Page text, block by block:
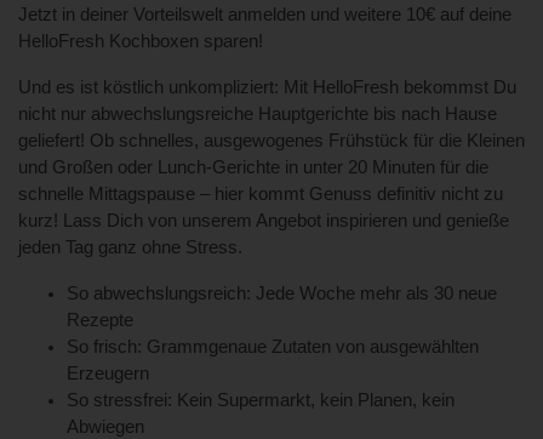
Jetzt in deiner Vorteilswelt anmelden und weitere 10€ auf deine
HelloFresh Kochboxen sparen!
Und es ist köstlich unkompliziert: Mit HelloFresh bekommst Du
nicht nur abwechslungsreiche Hauptgerichte bis nach Hause
geliefert! Ob schnelles, ausgewogenes Frühstück für die Kleinen
und Großen oder Lunch-Gerichte in unter 20 Minuten für die
schnelle Mittagspause – hier kommt Genuss definitiv nicht zu
kurz! Lass Dich von unserem Angebot inspirieren und genieße
jeden Tag ganz ohne Stress.
So abwechslungsreich: Jede Woche mehr als 30 neue
Rezepte
So frisch: Grammgenaue Zutaten von ausgewählten
Erzeugern
So stressfrei: Kein Supermarkt, kein Planen, kein
Abwiegen